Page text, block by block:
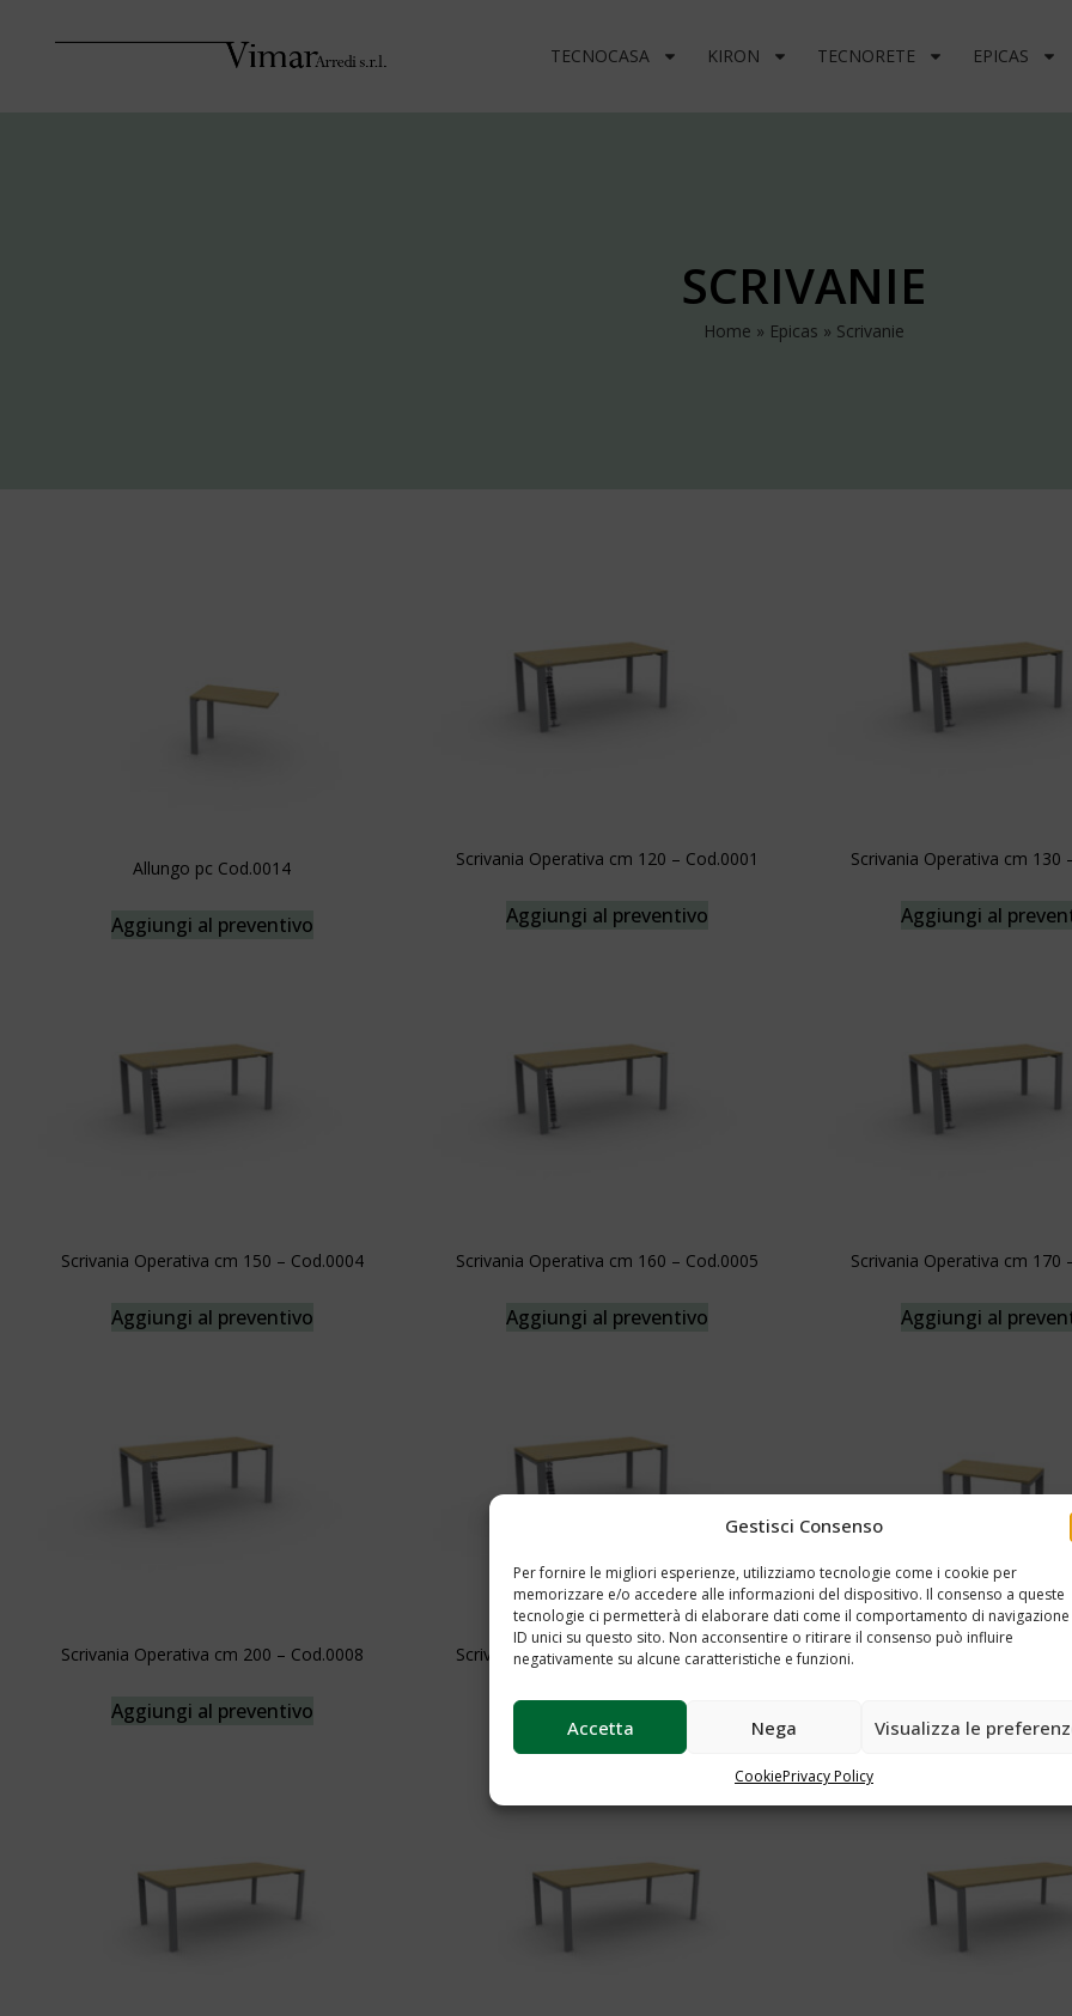
Gestisci Consenso
Per fornire le migliori esperienze, utilizziamo tecnologie come i cookie per
memorizzare e/o accedere alle informazioni del dispositivo. Il consenso a queste
tecnologie ci permetterà di elaborare dati come il comportamento di navigazione
ID unici su questo sito. Non acconsentire o ritirare il consenso può influire
negativamente su alcune caratteristiche e funzioni.
Accetta Nega Visualizza le
CookiePrivacy Policy
TECNOCASA KIRON TECNORETE EPICAS
SCRIVANIE
Home » Epicas » Scrivanie
Allungo pc Cod.0014
Aggiungi al preventivo
Scrivania Operativa cm 120 – Cod.0001
Aggiungi al preventivo
Scrivania Operativa cm 130
Aggiungi al
Scrivania Operativa cm 150 – Cod.0004
Aggiungi al preventivo
Scrivania Operativa cm 160 – Cod.0005
Aggiungi al preventivo
Scrivania Operativa cm 170
Aggiungi al
Scrivania Operativa cm 200 – Cod.0008
Aggiungi al preventivo
Scrivania Operativa cm 220 – Cod.0009
Aggiungi al preventivo Aggiungi al